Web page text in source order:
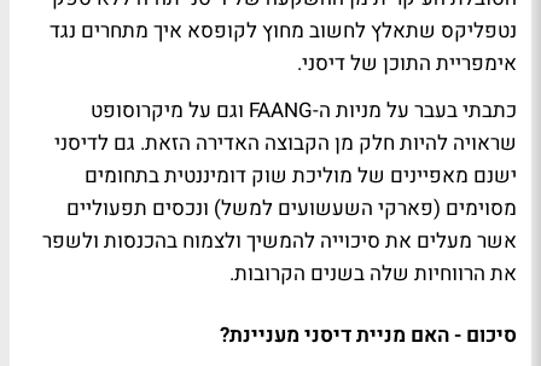
נטפליקס שתאלץ לחשוב מחוץ לקופסא איך מתחרים נגד
אימפריית התוכן של דיסני.
כתבתי בעבר על מניות ה-FAANG וגם על מיקרוסופט
שראויה להיות חלק מן הקבוצה האדירה הזאת. גם לדיסני
ישנם מאפיינים של מוליכת שוק דומיננטית בתחומים
מסוימים (פארקי השעשועים למשל) ונכסים תפעוליים
אשר מעלים את סיכוייה להמשיך ולצמוח בהכנסות ולשפר
את הרווחיות שלה בשנים הקרובות.
סיכום - האם מניית דיסני מעניינת?